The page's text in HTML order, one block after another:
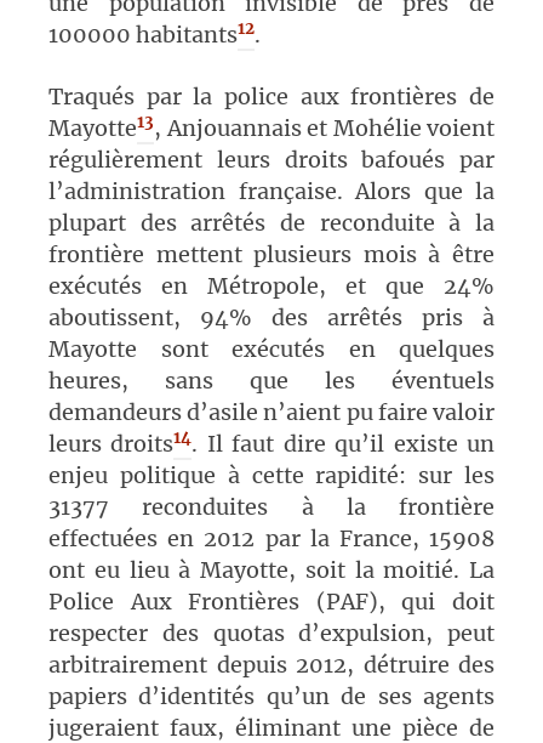
100000 habitants12.
Traqués par la police aux frontières de
Mayotte13, Anjouannais et Mohélie voient
régulièrement leurs droits bafoués par
l’administration française. Alors que la
plupart des arrêtés de reconduite à la
frontière mettent plusieurs mois à être
exécutés en Métropole, et que 24%
aboutissent, 94% des arrêtés pris à
Mayotte sont exécutés en quelques
heures, sans que les éventuels
demandeurs d’asile n’aient pu faire valoir
leurs droits14. Il faut dire qu’il existe un
enjeu politique à cette rapidité: sur les
31377 reconduites à la frontière
effectuées en 2012 par la France, 15908
ont eu lieu à Mayotte, soit la moitié. La
Police Aux Frontières (PAF), qui doit
respecter des quotas d’expulsion, peut
arbitrairement depuis 2012, détruire des
papiers d’identités qu’un de ses agents
jugeraient faux, éliminant une pièce de